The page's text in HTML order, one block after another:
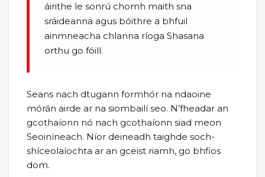
áirithe le sonrú chomh maith sna
sráideanna agus bóithre a bhfuil
ainmneacha chlanna ríoga Shasana
orthu go fóill.
Seans nach dtugann formhór na ndaoine
mórán airde ar na siombailí seo. N’fheadar an
gcothaíonn nó nach gcothaíonn siad meon
Seoiníneach. Níor deineadh taighde soch-
shíceolaíochta ar an gceist riamh, go bhfios
dom.